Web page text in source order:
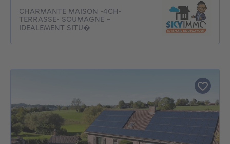
CHARMANTE MAISON -4CH-
TERRASSE- SOUMAGNE -
IDEALEMENT SITU�